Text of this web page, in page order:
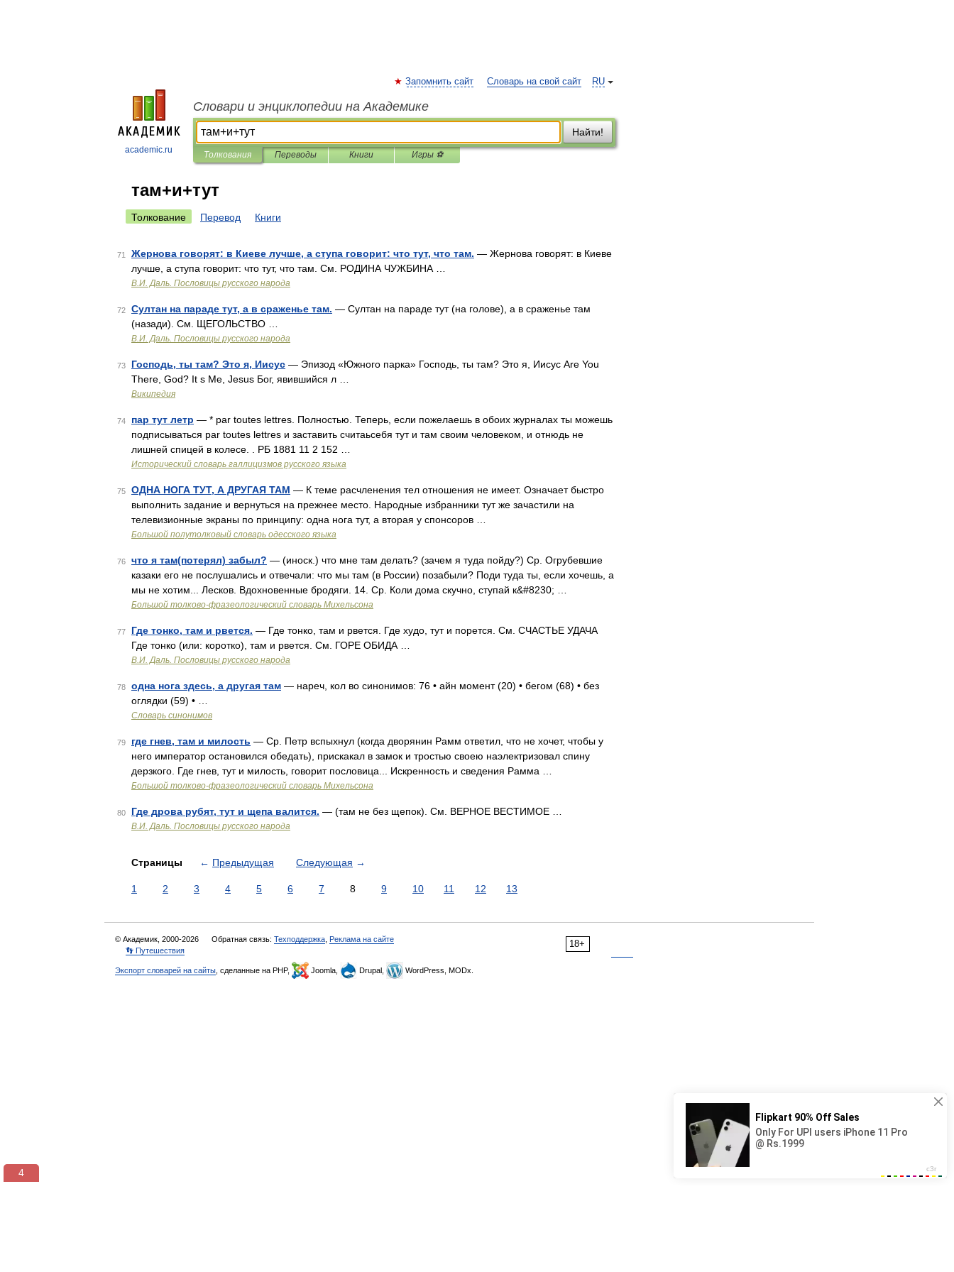
academic.ru
RU
Запомнить сайт Словарь на свой сайт
Словари и энциклопедии на Академике
Найти!
Толкования Переводы Книги Игры ⚽
там+и+тут
Толкование Перевод Книги
71 Жернова говорят: в Киеве лучше, а ступа говорит: что тут, что там. — Жернова говорят: в Киеве
лучше, а ступа говорит: что тут, что там. См. РОДИНА ЧУЖБИНА …
В.И. Даль. Пословицы русского народа
72 Султан на параде тут, а в сраженье там. — Султан на параде тут (на голове), а в сраженье там
(назади). См. ЩЕГОЛЬСТВО …
В.И. Даль. Пословицы русского народа
73 Господь, ты там? Это я, Иисус — Эпизод «Южного парка» Господь, ты там? Это я, Иисус Are You
There, God? It s Me, Jesus Бог, явившийся л …
Википедия
74 пар тут летр — * par toutes lettres. Полностью. Теперь, если пожелаешь в обоих журналах ты можешь
подписываться par toutes lettres и заставить считаьсебя тут и там своим человеком, и отнюдь не
лишней спицей в колесе. . РБ 1881 11 2 152 …
Исторический словарь галлицизмов русского языка
75 ОДНА НОГА ТУТ, А ДРУГАЯ ТАМ — К теме расчленения тел отношения не имеет. Означает быстро
выполнить задание и вернуться на прежнее место. Народные избранники тут же зачастили на
телевизионные экраны по принципу: одна нога тут, а вторая у спонсоров …
Большой полутолковый словарь одесского языка
76 что я там(потерял) забыл? — (иноск.) что мне там делать? (зачем я туда пойду?) Ср. Огрубевшие
казаки его не послушались и отвечали: что мы там (в России) позабыли? Поди туда ты, если хочешь, а
мы не хотим... Лесков. Вдохновенные бродяги. 14. Ср. Коли дома скучно, ступай к&#8230; …
Большой толково-фразеологический словарь Михельсона
77 Где тонко, там и рвется. — Где тонко, там и рвется. Где худо, тут и порется. См. СЧАСТЬЕ УДАЧА
Где тонко (или: коротко), там и рвется. См. ГОРЕ ОБИДА …
В.И. Даль. Пословицы русского народа
78 одна нога здесь, а другая там — нареч, кол во синонимов: 76 • айн момент (20) • бегом (68) • без
оглядки (59) • …
Словарь синонимов
79 где гнев, там и милость — Ср. Петр вспыхнул (когда дворянин Рамм ответил, что не хочет, чтобы у
него император остановился обедать), прискакал в замок и тростью своею наэлектризовал спину
дерзкого. Где гнев, тут и милость, говорит пословица... Искренность и сведения Рамма …
Большой толково-фразеологический словарь Михельсона
80 Где дрова рубят, тут и щепа валится. — (там не без щепок). См. ВЕРНОЕ ВЕСТИМОЕ …
В.И. Даль. Пословицы русского народа
Страницы ← Предыдущая Следующая →
1 2 3 4 5 6 7 8 9 10 11 12 13
18+
© Академик, 2000-2026 Обратная связь: Техподдержка Реклама на сайте
👣 Путешествия
Экспорт словарей на сайты , сделанные на PHP, Joomla, Drupal, WordPress, MODx.
3